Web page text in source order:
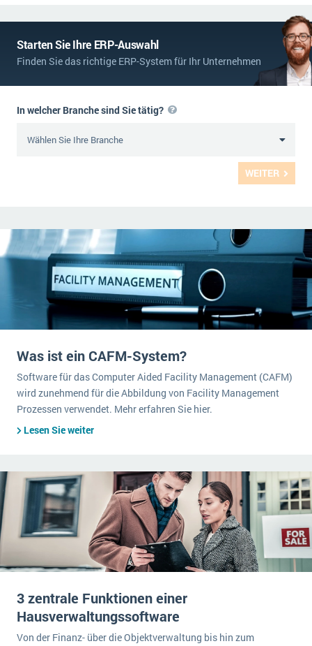
Starten Sie Ihre ERP-Auswahl
Finden Sie das richtige ERP-System für Ihr Unternehmen
WEITER
In welcher Branche sind Sie tätig?
Was ist ein CAFM-System?
Software für das Computer Aided Facility Management (CAFM)
wird zunehmend für die Abbildung von Facility Management
Prozessen verwendet. Mehr erfahren Sie hier.
Lesen Sie weiter
3 zentrale Funktionen einer
Hausverwaltungssoftware
Von der Finanz- über die Objektverwaltung bis hin zum